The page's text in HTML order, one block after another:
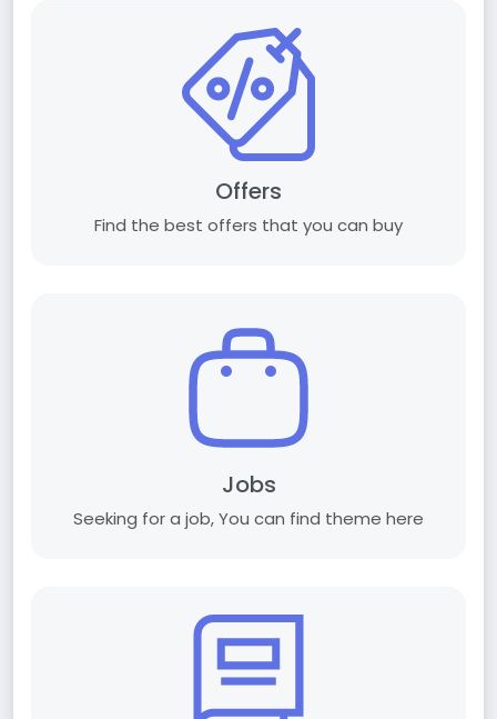
Offers
Find the best offers that you can buy
Jobs
Seeking for a job, You can find theme here